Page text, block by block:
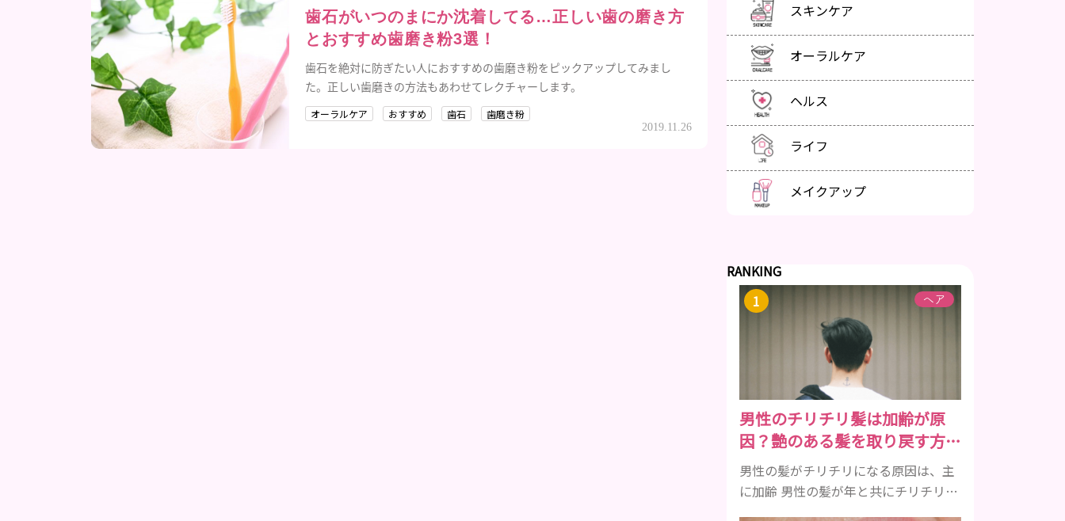
歯石がいつのまにか沈着してる…正しい歯の磨き方
とおすすめ歯磨き粉3選！
歯石を絶対に防ぎたい人におすすめの歯磨き粉をピックアップしてみまし
た。正しい歯磨きの方法もあわせてレクチャーします。
オーラルケア おすすめ 歯石 歯磨き粉
2019.11.26
スキンケア
オーラルケア
ヘルス
ライフ
メイクアップ
RANKING
ヘア
男性のチリチリ髪は加齢が原
因？艶のある髪を取り戻す方法
をご紹介
男性の髪がチリチリになる原因は、主
に加齢 男性の髪が年と共にチリチリに